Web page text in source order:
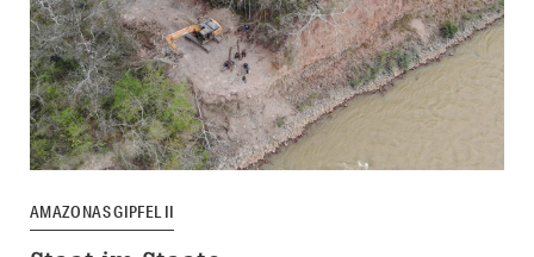
AMAZONAS GIPFEL II